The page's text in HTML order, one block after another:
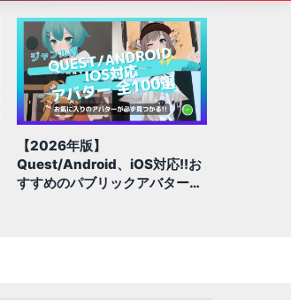
【2026年版】
Quest/Android、iOS対応!!お
すすめのパブリックアバター全